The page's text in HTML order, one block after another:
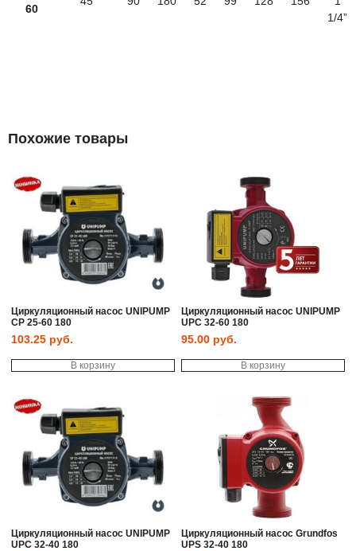
60
1/4”
Похожие товары
Циркуляционный насос UNIPUMP
СР 25-60 180
103.25 руб.
В корзину
Циркуляционный насос UNIPUMP
UPC 32-60 180
95.00 руб.
В корзину
Циркуляционный насос UNIPUMP
UPC 32-40 180
Циркуляционный насос Grundfos
UPS 32-40 180